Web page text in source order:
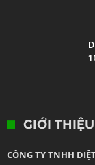
GIỚI
CÔNG TY TNHH